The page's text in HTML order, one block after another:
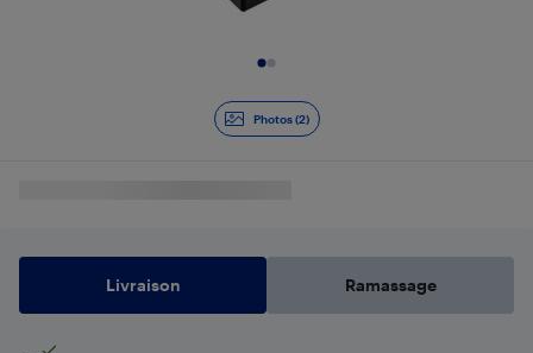
Photos (2)
Livraison Ramassage